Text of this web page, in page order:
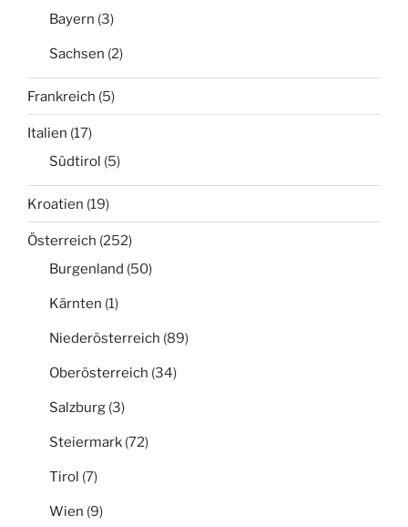
Bayern (3)
Sachsen (2)
Frankreich (5)
Italien (17)
Südtirol (5)
Kroatien (19)
Österreich (252)
Burgenland (50)
Kärnten (1)
Niederösterreich (89)
Oberösterreich (34)
Salzburg (3)
Steiermark (72)
Tirol (7)
Wien (9)